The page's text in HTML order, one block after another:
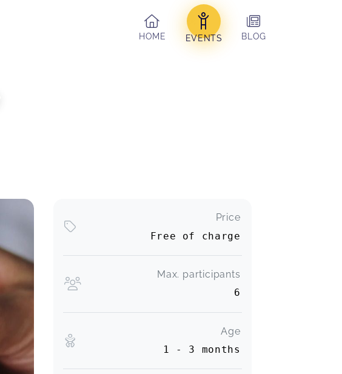
HOME
EVENTS BLOG
Price
Free of charge
Max. participants
6
Age
1 - 3 months